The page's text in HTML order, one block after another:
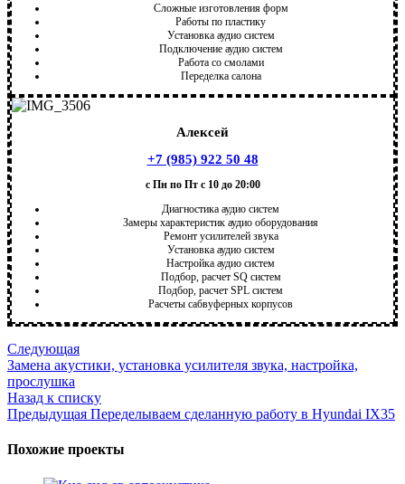
Сложные изготовления форм
Работы по пластику
Установка аудио систем
Подключение аудио систем
Работа со смолами
Переделка салона
Алексей
+7 (985) 922 50 48
с Пн по Пт с 10 до 20:00
Диагностика аудио систем
Замеры характеристик аудио оборудования
Ремонт усилителей звука
Установка аудио систем
Настройка аудио систем
Подбор, расчет SQ систем
Подбор, расчет SPL систем
Расчеты сабвуферных корпусов
Следующая
Замена акустики, установка усилителя звука, настройка,
прослушка
Назад к списку
Предыдущая Переделываем сделанную работу в Hyundai IX35
Похожие проекты